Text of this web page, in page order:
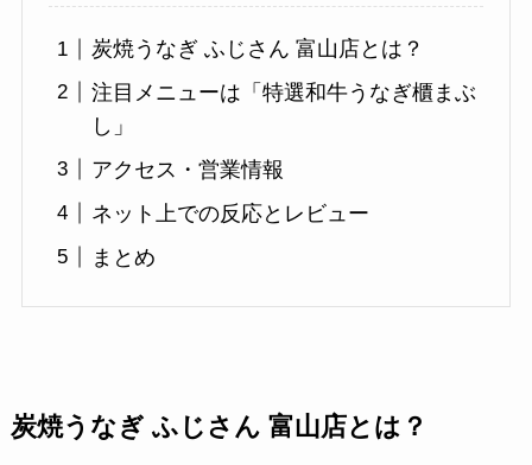
炭焼うなぎ ふじさん 富山店とは？
注目メニューは「特選和牛うなぎ櫃まぶ
し」
アクセス・営業情報
ネット上での反応とレビュー
まとめ
炭焼うなぎ ふじさん 富山店とは？